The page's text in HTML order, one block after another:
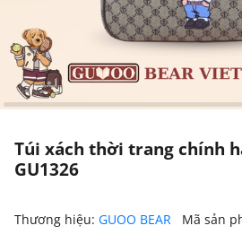
Túi xách thời trang chính
GU1326
Thương hiệu: GUOO BEAR Mã sản